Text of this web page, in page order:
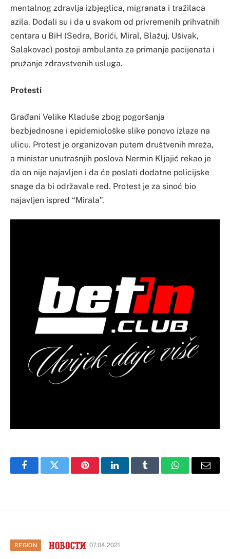
mentalnog zdravlja izbjeglica, migranata i tražilaca
azila. Dodali su i da u svakom od privremenih prihvatnih
centara u BiH (Sedra, Borići, Miral, Blažuj, Ušivak,
Salakovac) postoji ambulanta za primanje pacijenata i
pružanje zdravstvenih usluga.
Protesti
Građani Velike Kladuše zbog pogoršanja
bezbjednosne i epidemiološke slike ponovo izlaze na
ulicu. Protest je organizovan putem društvenih mreža,
a ministar unutrašnjih poslova Nermin Kljajić rekao je
da on nije najavljen i da će poslati dodatne policijske
snage da bi održavale red. Protest je za sinoć bio
najavljen ispred “Mirala”.
FacebookTwitter PinterestLinkedInTumblr WhatsAppEmail
REGION 07.04.2021